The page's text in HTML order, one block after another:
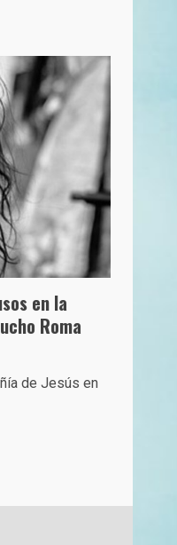
en la
Roma
de Jesús en